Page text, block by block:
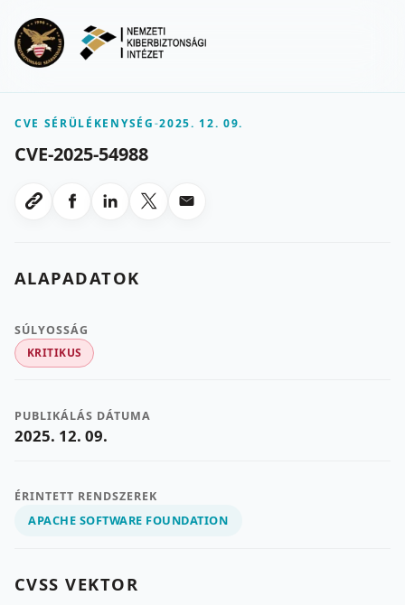
CVE SÉRÜLÉKENYSÉG-2025. 12. 09.
CVE-2025-54988
Link masolasa
Megosztas Facebookon
Megosztas LinkedInen
Megosztas X-en
Megosztas emailben
ALAPADATOK
SÚLYOSSÁG
KRITIKUS
PUBLIKÁLÁS DÁTUMA
2025. 12. 09.
ÉRINTETT RENDSZEREK
APACHE SOFTWARE FOUNDATION
CVSS VEKTOR